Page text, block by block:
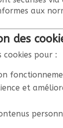
aux
des
cookies pour :
et